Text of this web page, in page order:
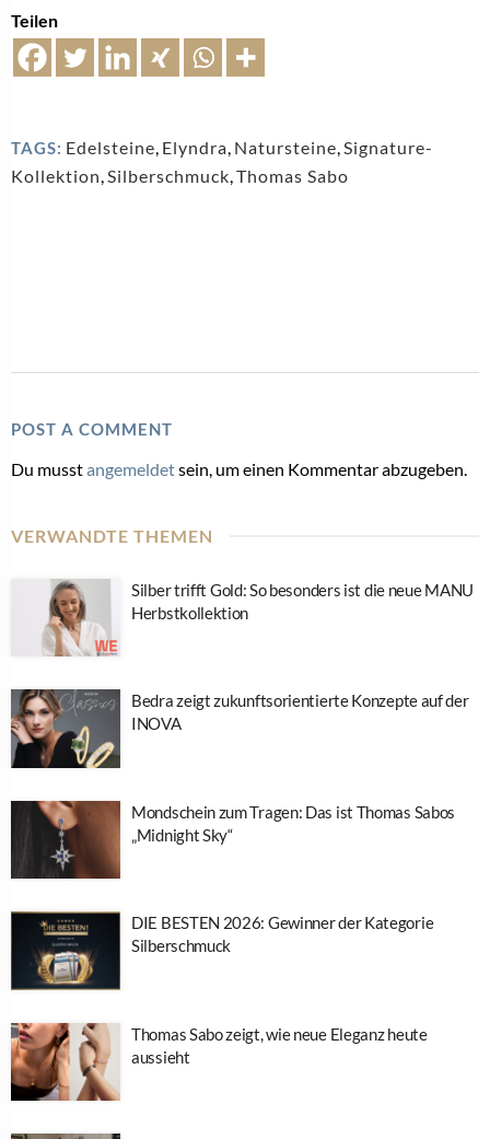
Teilen
TAGS: Edelsteine, Elyndra, Natursteine,Signature-
Kollektion,Silberschmuck,Thomas Sabo
POST A COMMENT
Du musstangemeldetsein, um einen Kommentar abzugeben.
VERWANDTE THEMEN
Silber trifft Gold: So besonders ist die neue MANU
Herbstkollektion
Bedra zeigt zukunftsorientierte Konzepte auf der
INOVA
Mondschein zum Tragen: Das ist Thomas Sabos
„Midnight Sky“
DIE BESTEN 2026: Gewinner der Kategorie
Silberschmuck
Thomas Sabo zeigt, wie neue Eleganz heute
aussieht